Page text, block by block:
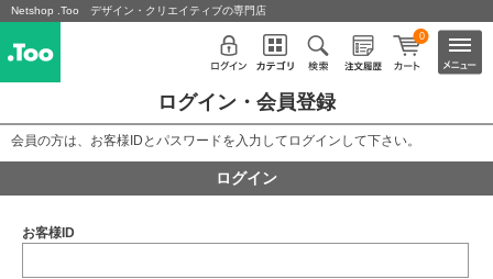
Netshop .Too デザイン・クリエイティブの専門店
0
ログイン・会員登録
会員の方は、お客様IDとパスワードを入力してログインして下さい。
ログイン
お客様ID